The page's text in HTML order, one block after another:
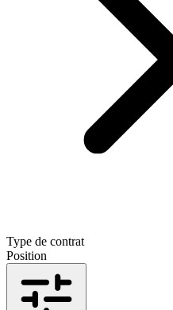
Type de contrat
Position